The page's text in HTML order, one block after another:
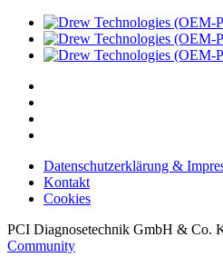
Datenschutzerklärung &
Kontakt
Cookies
PCI Diagnosetechnik GmbH & Co.
Community